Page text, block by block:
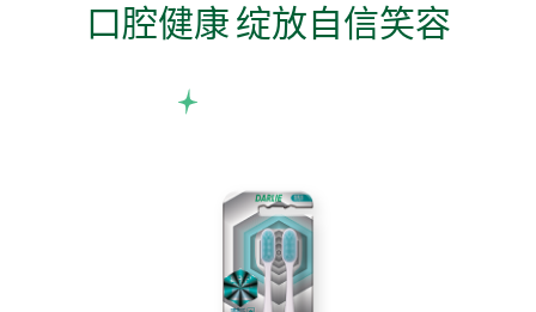
口腔健康 绽放自信笑容